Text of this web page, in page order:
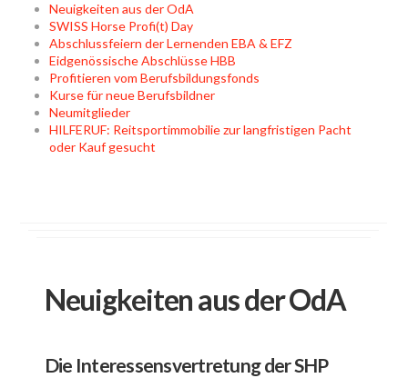
Neuigkeiten aus der OdA
SWISS Horse Profi(t) Day
Abschlussfeiern der Lernenden EBA & EFZ
Eidgenössische Abschlüsse HBB
Profitieren vom Berufsbildungsfonds
Kurse für neue Berufsbildner
Neumitglieder
HILFERUF: Reitsportimmobilie zur langfristigen Pacht
oder Kauf gesucht
Neuigkeiten aus der OdA
Die Interessensvertretung der SHP